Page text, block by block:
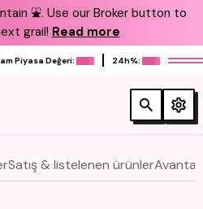
⛲️. Use our Broker button to
grail! Read more
Piyasa Değeri: 24h%:
Satış & listelenen ürünler